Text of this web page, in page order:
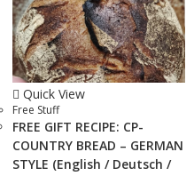
Quick View
Free Stuff
FREE GIFT RECIPE: CP-
COUNTRY BREAD – GERMAN
STYLE (English / Deutsch /